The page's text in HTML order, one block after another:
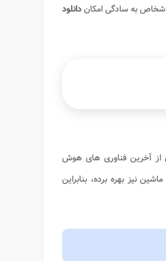
به سادگی امکاندانلود
از آخرین فناوری های هوش
نیز بهره برده، بنابراین